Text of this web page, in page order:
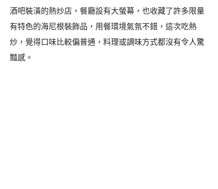
酒吧裝潢的熱炒店，餐廳設有大螢幕，也收藏了許多限量
有特色的海尼根裝飾品，用餐環境氣氛不錯，這次吃熱
炒，覺得口味比較偏普通，料理或調味方式都沒有令人驚
豔感。